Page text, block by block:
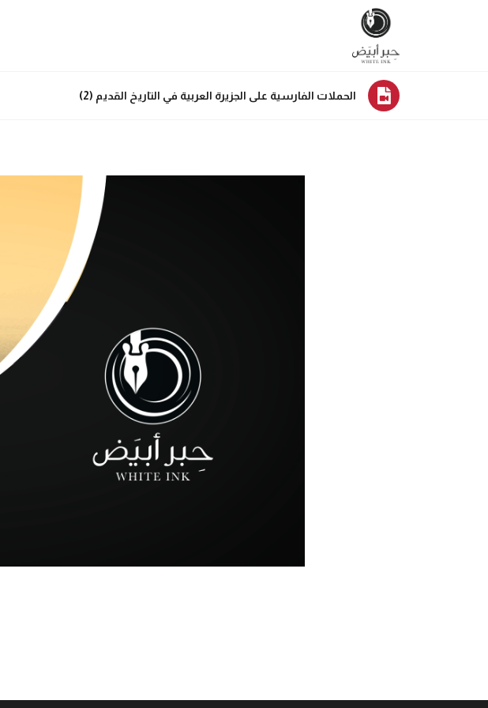
الحملات الفارسية على الجزيرة العربية في التاريخ القديم (2)